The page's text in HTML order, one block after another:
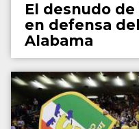
El desnudo
en defensa
Alabama